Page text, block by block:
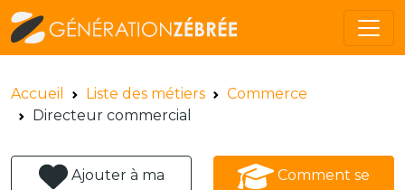
Accueil Liste des métiers
Commerce
Directeur commercial
Ajouter à ma
Comment se